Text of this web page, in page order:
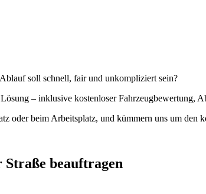
soll schnell, fair und unkompliziert sein?
– inklusive kostenloser Fahrzeugbewertung,
oder beim Arbeitsplatz, und kümmern uns um den
Straße beauftragen